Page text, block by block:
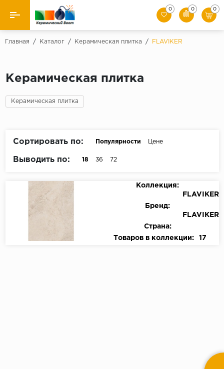
Назад
Керамическая плитка
Керамогранит
0 0 0
Главная / Каталог / Керамическая плитка / FLAVIKER
Керамическая плитка
Керамическая плитка
Сортировать по: Популярности Цене
Выводить по: 18 36 72
Коллекция:
FLAVIKER
Бренд:
FLAVIKER
Страна:
Товаров в коллекции:
17